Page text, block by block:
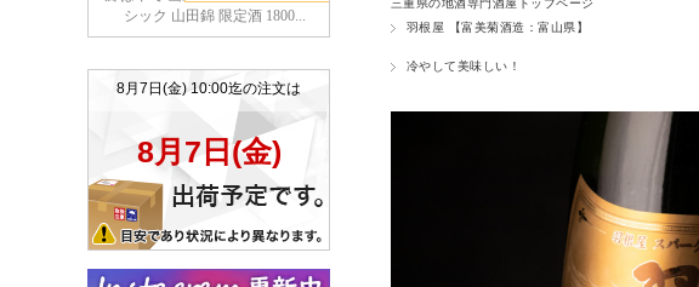
三重県の地酒専門酒屋トップページ
羽根屋 【富美菊酒造：富山県】
冷やして美味しい！